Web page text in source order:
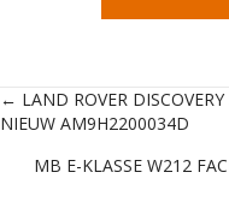
Posts
navigation
← LAND ROVER
NIEUW AM9H2200034D
MB E-KLASSE W212